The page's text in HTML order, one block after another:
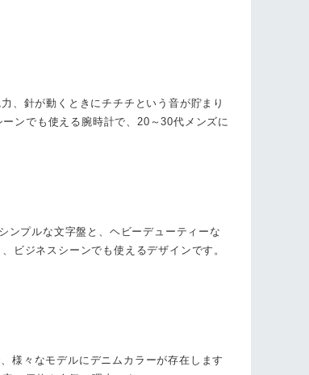
、針が動くときにチチチという音が貯まり
ンでも使える腕時計で、20～30代メンズに
ンプルな文字盤と、ヘビーデューティーな
ビジネスシーンでも使えるデザインです。
様々なモデルにデニムカラーが存在します